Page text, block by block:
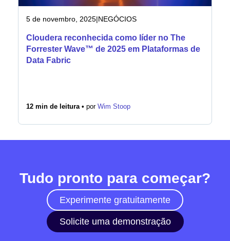
5 de novembro, 2025|NEGÓCIOS
Cloudera reconhecida como líder no The
Forrester Wave™ de 2025 em Plataformas de
Data Fabric
12 min de leitura • por Wim Stoop
Tudo pronto para começar?
Experimente gratuitamente
Solicite uma demonstração